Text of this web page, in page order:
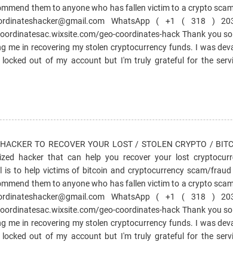
them to anyone who has fallen victim to a crypto
WhatsApp ( +1 ( 318 )
geo-coordinates-hack Thank you so
me in recovering my stolen cryptocurrency funds. I was
out of my account but I'm truly grateful for the
TO RECOVER YOUR LOST / STOLEN CRYPTO /
hacker that can help you recover your lost
is to help victims of bitcoin and cryptocurrency scam/
them to anyone who has fallen victim to a crypto
WhatsApp ( +1 ( 318 )
geo-coordinates-hack Thank you so
me in recovering my stolen cryptocurrency funds. I was
out of my account but I'm truly grateful for the